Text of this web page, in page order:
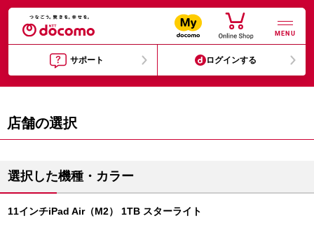
MENU
サポート ログインする
店舗の選択
選択した機種・カラー
11インチiPad Air（M2） 1TB スターライト